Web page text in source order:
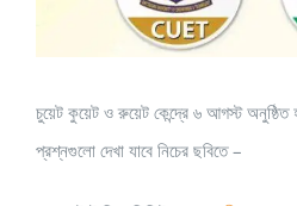
চুয়েট কুয়েট ও রুয়েট কেন্দ্রে ৬ আগস্ট অনুষ্ঠিত
প্রশ্নগুলো দেখা যাবে নিচের ছবিতে –